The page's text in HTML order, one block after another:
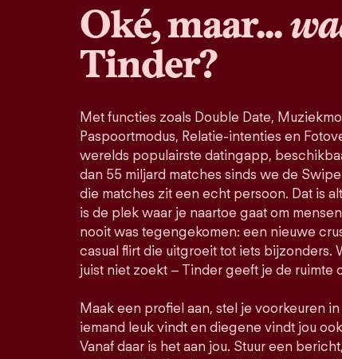
Oké, maar...
Tinder?
Met functies zoals Double Date,
Paspoortmodus, Relatie-intenties en
werelds populairste datingapp,
dan 55 miljard matches sinds we de
die matches zit een echt persoon. Dat is
is de plek waar je naartoe gaat om
nooit was tegengekomen: een nieuwe
casual flirt die uitgroeit tot iets bijzonders.
juist niet zoekt – Tinder geeft je de ruimte
Maak een profiel aan, stel je voorkeuren
iemand leuk vindt en diegene vindt jou
Vanaf daar is het aan jou. Stuur een